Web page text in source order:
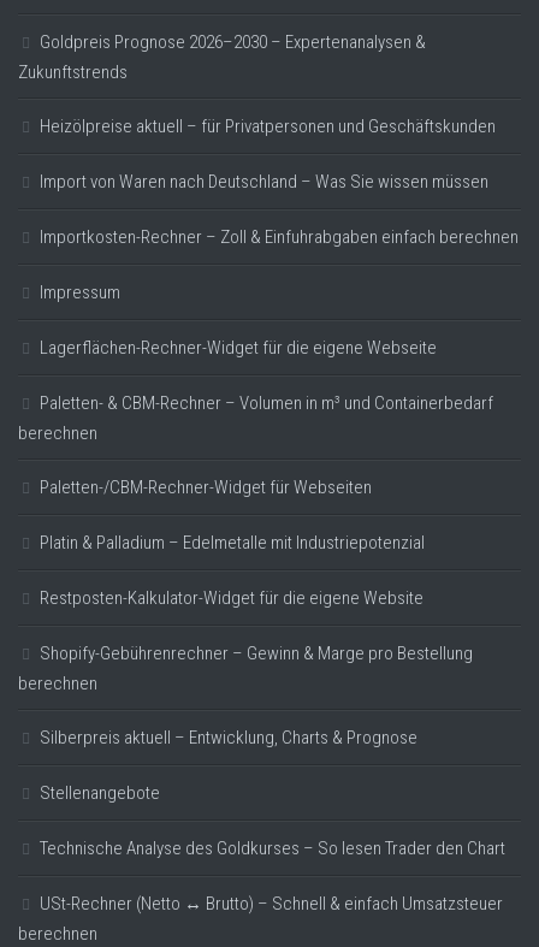
Goldpreis Prognose 2026–2030 – Expertenanalysen &
Zukunftstrends
Heizölpreise aktuell – für Privatpersonen und Geschäftskunden
Import von Waren nach Deutschland – Was Sie wissen müssen
Importkosten-Rechner – Zoll & Einfuhrabgaben einfach berechnen
Impressum
Lagerflächen-Rechner-Widget für die eigene Webseite
Paletten- & CBM-Rechner – Volumen in m³ und Containerbedarf
berechnen
Paletten-/CBM-Rechner-Widget für Webseiten
Platin & Palladium – Edelmetalle mit Industriepotenzial
Restposten-Kalkulator-Widget für die eigene Website
Shopify-Gebührenrechner – Gewinn & Marge pro Bestellung
berechnen
Silberpreis aktuell – Entwicklung, Charts & Prognose
Stellenangebote
Technische Analyse des Goldkurses – So lesen Trader den Chart
USt-Rechner (Netto ↔ Brutto) – Schnell & einfach Umsatzsteuer
berechnen